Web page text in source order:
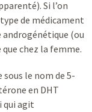
Si l’on
de médicament
androgénétique (ou
chez la femme.
le nom de 5-
en DHT
qui agit